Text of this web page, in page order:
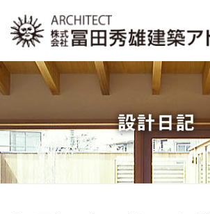
設計日記